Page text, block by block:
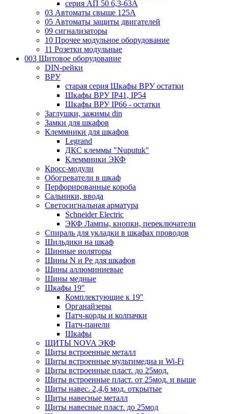
серия АП 50 6,3-63А
03 Автоматы свыше 125А
05 Автоматы защиты двигателей
09 сигнализаторы
10 Прочее модульное оборудование
11 Розетки модульные
003 Щитовое оборудование
DIN-рейки
ВРУ
старая серия Шкафы ВРУ остатки
Шкафы ВРУ IP41, IP54
Шкафы ВРУ IP66 - остатки
Заглушки, зажимы din
Замки для шкафов
Клеммники для шкафов
Legrand
ДКС клеммы "Nuputuk"
Клеммники ЭКФ
Кросс-модули
Обогреватели в шкаф
Перфорированные короба
Сальники, ввода
Светосигнальная арматура
Schneider Electric
ЭКФ Лампы, кнопки, переключатели
Спираль для укладки в шкафах проводов
Шильдики на шкаф
Шинные иоляторы
Шины N и Pe для шкафов
Шины аллюминиевые
Шины медные
Шкафы 19"
Комплектующие к 19"
Органайзеры
Патч-корды и колпачки
Патч-панели
Шкафы
ЩИТЫ NOVA ЭКФ
Щиты встроенные металл
Щиты встроенные мультимедиа и Wi-Fi
Щиты встроенные пласт. до 25мод.
Щиты встроенные пласт. от 25мод. и выше
Щиты навес. 2,4,6 мод. открытые
Щиты навесные металл
Щиты навесные пласт. до 25мод